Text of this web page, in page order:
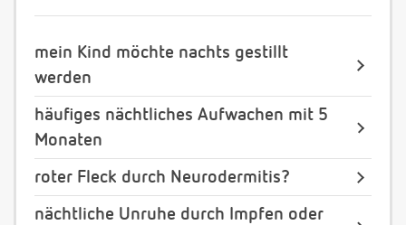
mein Kind möchte nachts gestillt
werden
häufiges nächtliches Aufwachen mit 5
Monaten
roter Fleck durch Neurodermitis?
nächtliche Unruhe durch Impfen oder